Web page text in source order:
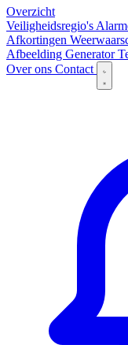
Overzicht
Veiligheidsregio's
Afkortingen
Afbeelding Generator
Over ons Contact